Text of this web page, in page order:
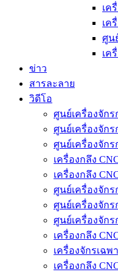
เค
เค
ศูน
เค
ข่าว
สารละลาย
วิดีโอ
ศูนย์เครื่องจัก
ศูนย์เครื่องจัก
ศูนย์เครื่องจัก
เครื่องกลึง
เครื่องกลึง
ศูนย์เครื่องจัก
ศูนย์เครื่องจัก
ศูนย์เครื่องจัก
เครื่องกลึง
เครื่องจักรเฉพ
เครื่องกลึง